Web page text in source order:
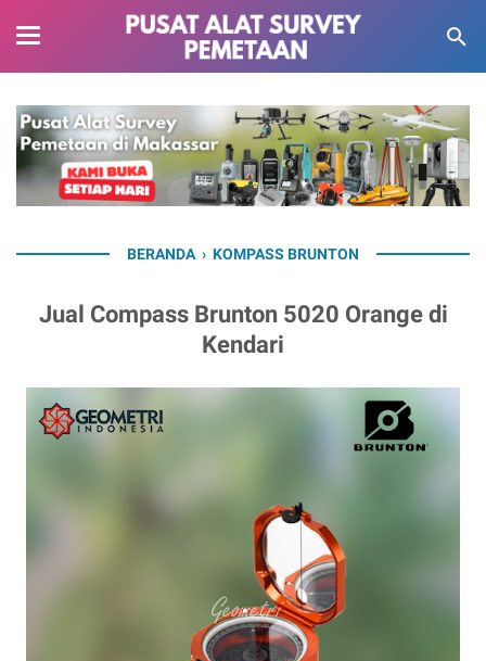
BERANDA › KOMPASS BRUNTON
Jual Compass Brunton 5020 Orange di
Kendari